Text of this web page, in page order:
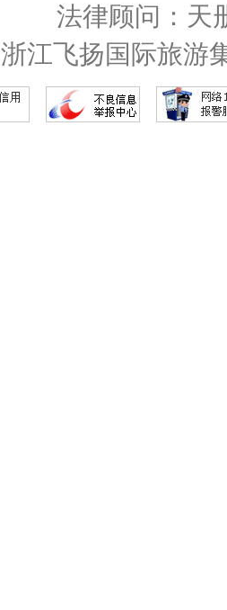
法律顾问：天
浙江飞扬国际旅游